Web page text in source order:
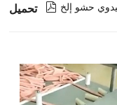
تحميل 